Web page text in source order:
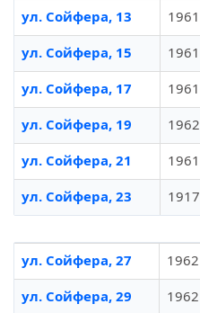
ул. Сойфера, 13 1961
ул. Сойфера, 15
1961
ул. Сойфера, 17
1961
ул. Сойфера, 19
1962
ул. Сойфера, 21
1961
ул. Сойфера, 23
1917
ул. Сойфера, 27 1962
ул. Сойфера, 29
1962